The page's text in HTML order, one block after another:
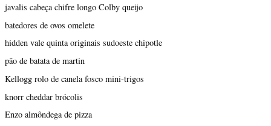
javalis cabeça chifre longo Colby queijo
batedores de ovos omelete
hidden vale quinta originais sudoeste chipotle
pão de batata de martin
Kellogg rolo de canela fosco mini-trigos
knorr cheddar brócolis
Enzo almôndega de pizza